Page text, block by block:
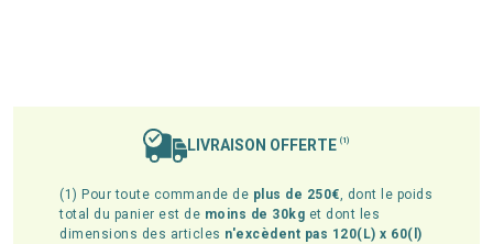
LIVRAISON OFFERTE (1)
(1) Pour toute commande de plus de 250€, dont le poids
total du panier est de moins de 30kg et dont les
dimensions des articles n'excèdent pas 120(L) x 60(l)